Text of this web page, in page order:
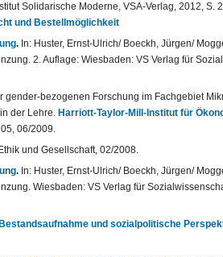
Solidarische Moderne, VSA-Verlag, 2012, S.
und Bestellmöglichkeit
. In: Huster, Ernst-Ulrich/ Boeckh, Jürgen/
2. Auflage: Wiesbaden: VS Verlag für
gender-bezogenen Forschung im Fachgebiet
der Lehre. Harriott-Taylor-Mill-Institut für
06/2009.
Ethik und Gesellschaft, 02/2008.
. In: Huster, Ernst-Ulrich/ Boeckh, Jürgen/
Wiesbaden: VS Verlag für
und sozialpolitische